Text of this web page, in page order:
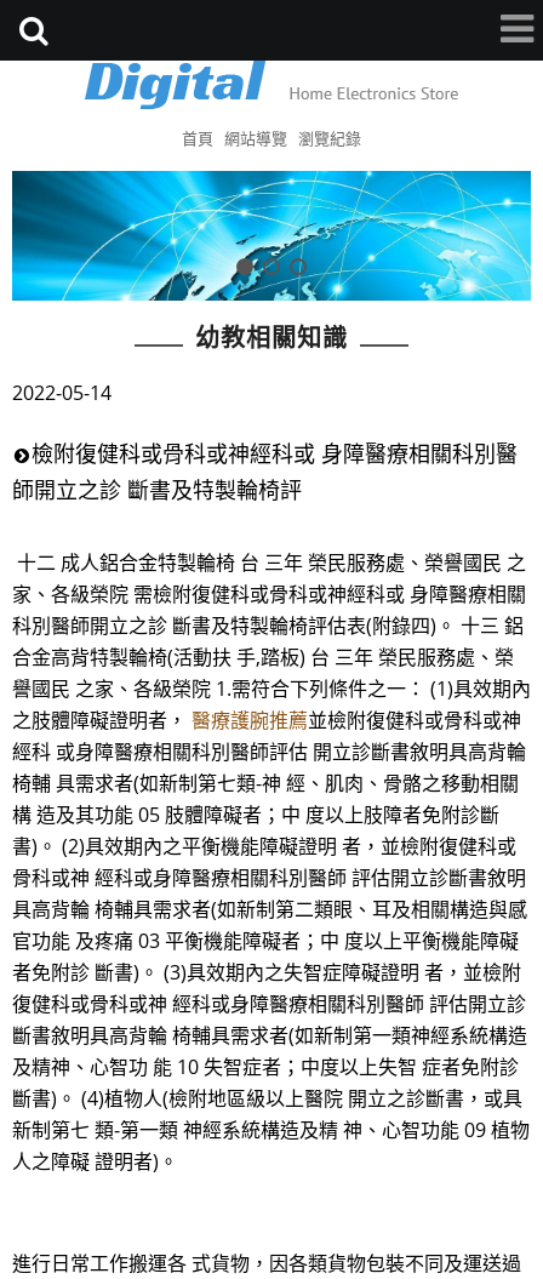
首頁 網站導覽 瀏覽紀錄
幼教相關知識
2022-05-14
檢附復健科或骨科或神經科或 身障醫療相關科別醫
師開立之診 斷書及特製輪椅評
十二 成人鋁合金特製輪椅 台 三年 榮民服務處、榮譽國民 之
家、各級榮院 需檢附復健科或骨科或神經科或 身障醫療相關
科別醫師開立之診 斷書及特製輪椅評估表(附錄四)。 十三 鋁
合金高背特製輪椅(活動扶 手,踏板) 台 三年 榮民服務處、榮
譽國民 之家、各級榮院 1.需符合下列條件之一： (1)具效期內
之肢體障礙證明者， 醫療護腕推薦並檢附復健科或骨科或神
經科 或身障醫療相關科別醫師評估 開立診斷書敘明具高背輪
椅輔 具需求者(如新制第七類-神 經、肌肉、骨骼之移動相關
構 造及其功能 05 肢體障礙者；中 度以上肢障者免附診斷
書)。 (2)具效期內之平衡機能障礙證明 者，並檢附復健科或
骨科或神 經科或身障醫療相關科別醫師 評估開立診斷書敘明
具高背輪 椅輔具需求者(如新制第二類眼、耳及相關構造與感
官功能 及疼痛 03 平衡機能障礙者；中 度以上平衡機能障礙
者免附診 斷書)。 (3)具效期內之失智症障礙證明 者，並檢附
復健科或骨科或神 經科或身障醫療相關科別醫師 評估開立診
斷書敘明具高背輪 椅輔具需求者(如新制第一類神經系統構造
及精神、心智功 能 10 失智症者；中度以上失智 症者免附診
斷書)。 (4)植物人(檢附地區級以上醫院 開立之診斷書，或具
新制第七 類-第一類 神經系統構造及精 神、心智功能 09 植物
人之障礙 證明者)。
進行日常工作搬運各 式貨物，因各類貨物包裝不同及運送過